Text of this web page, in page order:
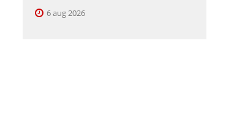
6 aug 2026